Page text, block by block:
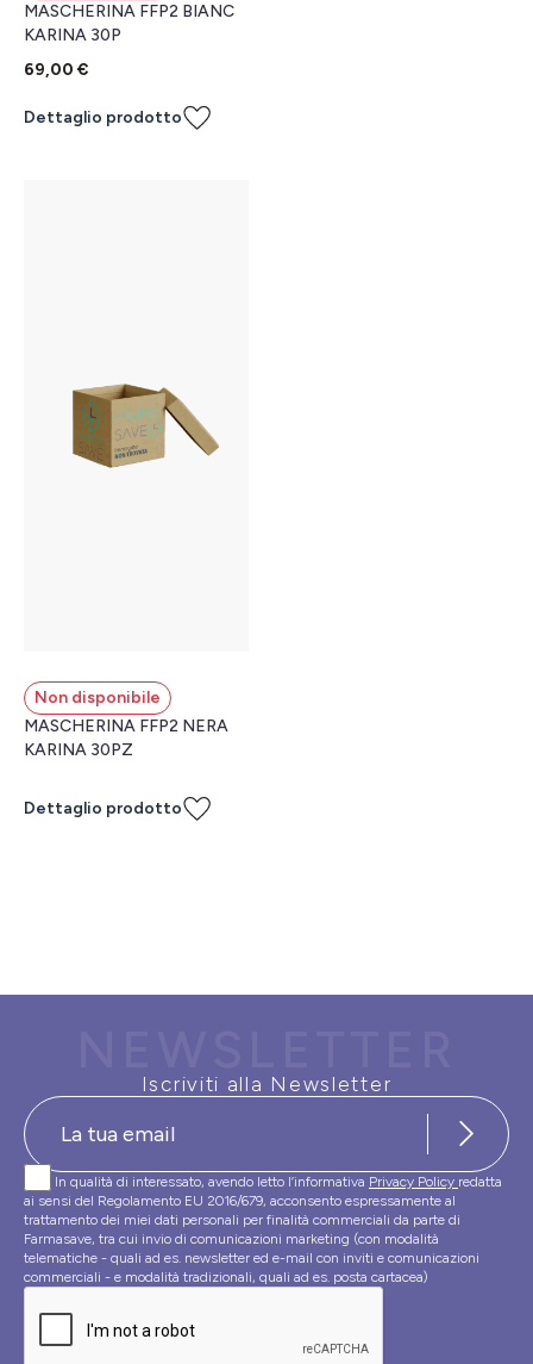
MASCHERINA FFP2 BIANC
KARINA 30P
69,00 €
Dettaglio prodotto
Non disponibile
MASCHERINA FFP2 NERA
KARINA 30PZ
Dettaglio prodotto
Iscriviti alla Newsletter
In qualità di interessato, avendo letto l’informativa Privacy Policy redatta
ai sensi del Regolamento EU 2016/679, acconsento espressamente al
trattamento dei miei dati personali per finalità commerciali da parte di
Farmasave, tra cui invio di comunicazioni marketing (con modalità
telematiche - quali ad es. newsletter ed e-mail con inviti e comunicazioni
commerciali - e modalità tradizionali, quali ad es. posta cartacea)